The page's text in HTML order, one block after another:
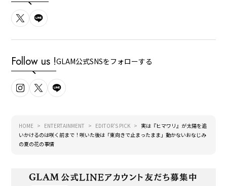
Follow us !GLAM公式SNSをフォローする
HOME ENTERTAINMENT EDITOR'S PICK
実は『ヒマワリ』が太陽を追
いかけるのは咲く前まで！咲いた後は「東向きで止まったまま」動かないおなじみ
の夏の花の事情